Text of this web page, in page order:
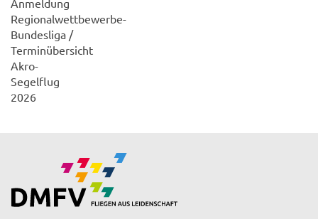
Anmeldung
Regionalwettbewerbe-
Bundesliga /
Terminübersicht
Akro-
Segelflug
2026